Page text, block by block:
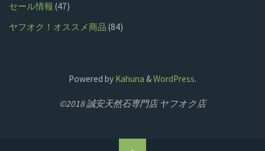
セール情報 (47)
ヤフオク！オススメ商品 (84)
Powered by Kahuna &WordPress.
©2018 誠安天然石専門店 ヤフオク店